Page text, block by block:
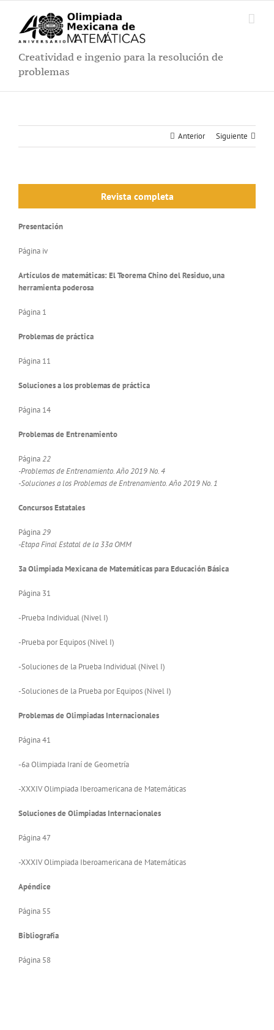
contenido
Creatividad e ingenio para la resolución de
problemas
Anterior Siguiente
Revista completa
Presentación
Página iv
Artículos de matemáticas: El Teorema Chino del Residuo, una
herramienta poderosa
Página 1
Problemas de práctica
Página 11
Soluciones a los problemas de práctica
Página 14
Problemas de Entrenamiento
Página22
-Problemas de Entrenamiento. Año 2019 No. 4
-Soluciones a los Problemas de Entrenamiento. Año 2019 No. 1
Concursos Estatales
Página29
-Etapa Final Estatal de la 33a OMM
3a Olimpiada Mexicana de Matemáticas para Educación Básica
Página 31
-Prueba Individual (Nivel I)
-Prueba por Equipos (Nivel I)
-Soluciones de la Prueba Individual (Nivel I)
-Soluciones de la Prueba por Equipos (Nivel I)
Problemas de Olimpiadas Internacionales
Página 41
-6a Olimpiada Iraní de Geometría
-XXXIV Olimpiada Iberoamericana de Matemáticas
Soluciones de Olimpiadas Internacionales
Página 47
-XXXIV Olimpiada Iberoamericana de Matemáticas
Apéndice
Página 55
Bibliografía
Página 58